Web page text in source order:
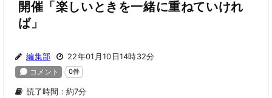
開催「楽しいときを一緒に重ねていけれ
ば」
編集部 22年01月10日14時32分
読了時間：約7分